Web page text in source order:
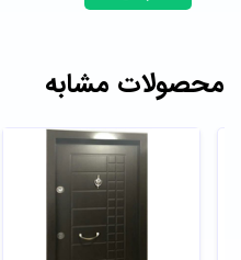
محصولات مشابه